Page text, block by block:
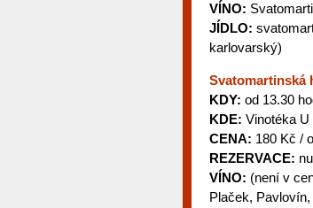
VÍNO:
JÍDLO:
karlovarský)
Svatomartinská
KDY: od 13.30
KDE: Vinotéka
CENA: 180 Kč /
REZERVACE:
VÍNO: (není v
Plaček,